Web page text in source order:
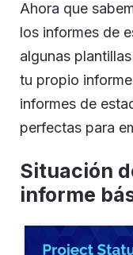
Ahora que
los informes de
algunas
tu propio
informes de
perfectas para
Situación
informe